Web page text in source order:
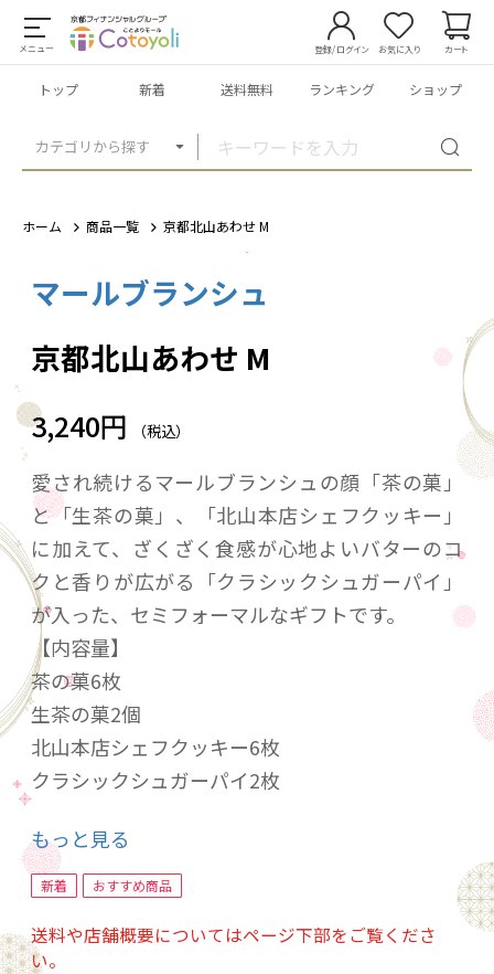
メニュー
カテゴリから探す
登録/ログイン お気に入り カート
トップ 新着 送料無料 ランキング ショップ
ホーム 商品一覧 京都北山あわせ M
マールブランシュ
京都北山あわせ M
3,240円 （税込）
愛され続けるマールブランシュの顔「茶の菓」
と「生茶の菓」、「北山本店シェフクッキー」
に加えて、ざくざく食感が心地よいバターのコ
クと香りが広がる「クラシックシュガーパイ」
が入った、セミフォーマルなギフトです。
【内容量】
茶の菓6枚
生茶の菓2個
北山本店シェフクッキー6枚
クラシックシュガーパイ2枚
お日持ち：出荷日より約15日
もっと見る
新着 おすすめ商品
送料や店舗概要についてはページ下部をご覧くださ
い。